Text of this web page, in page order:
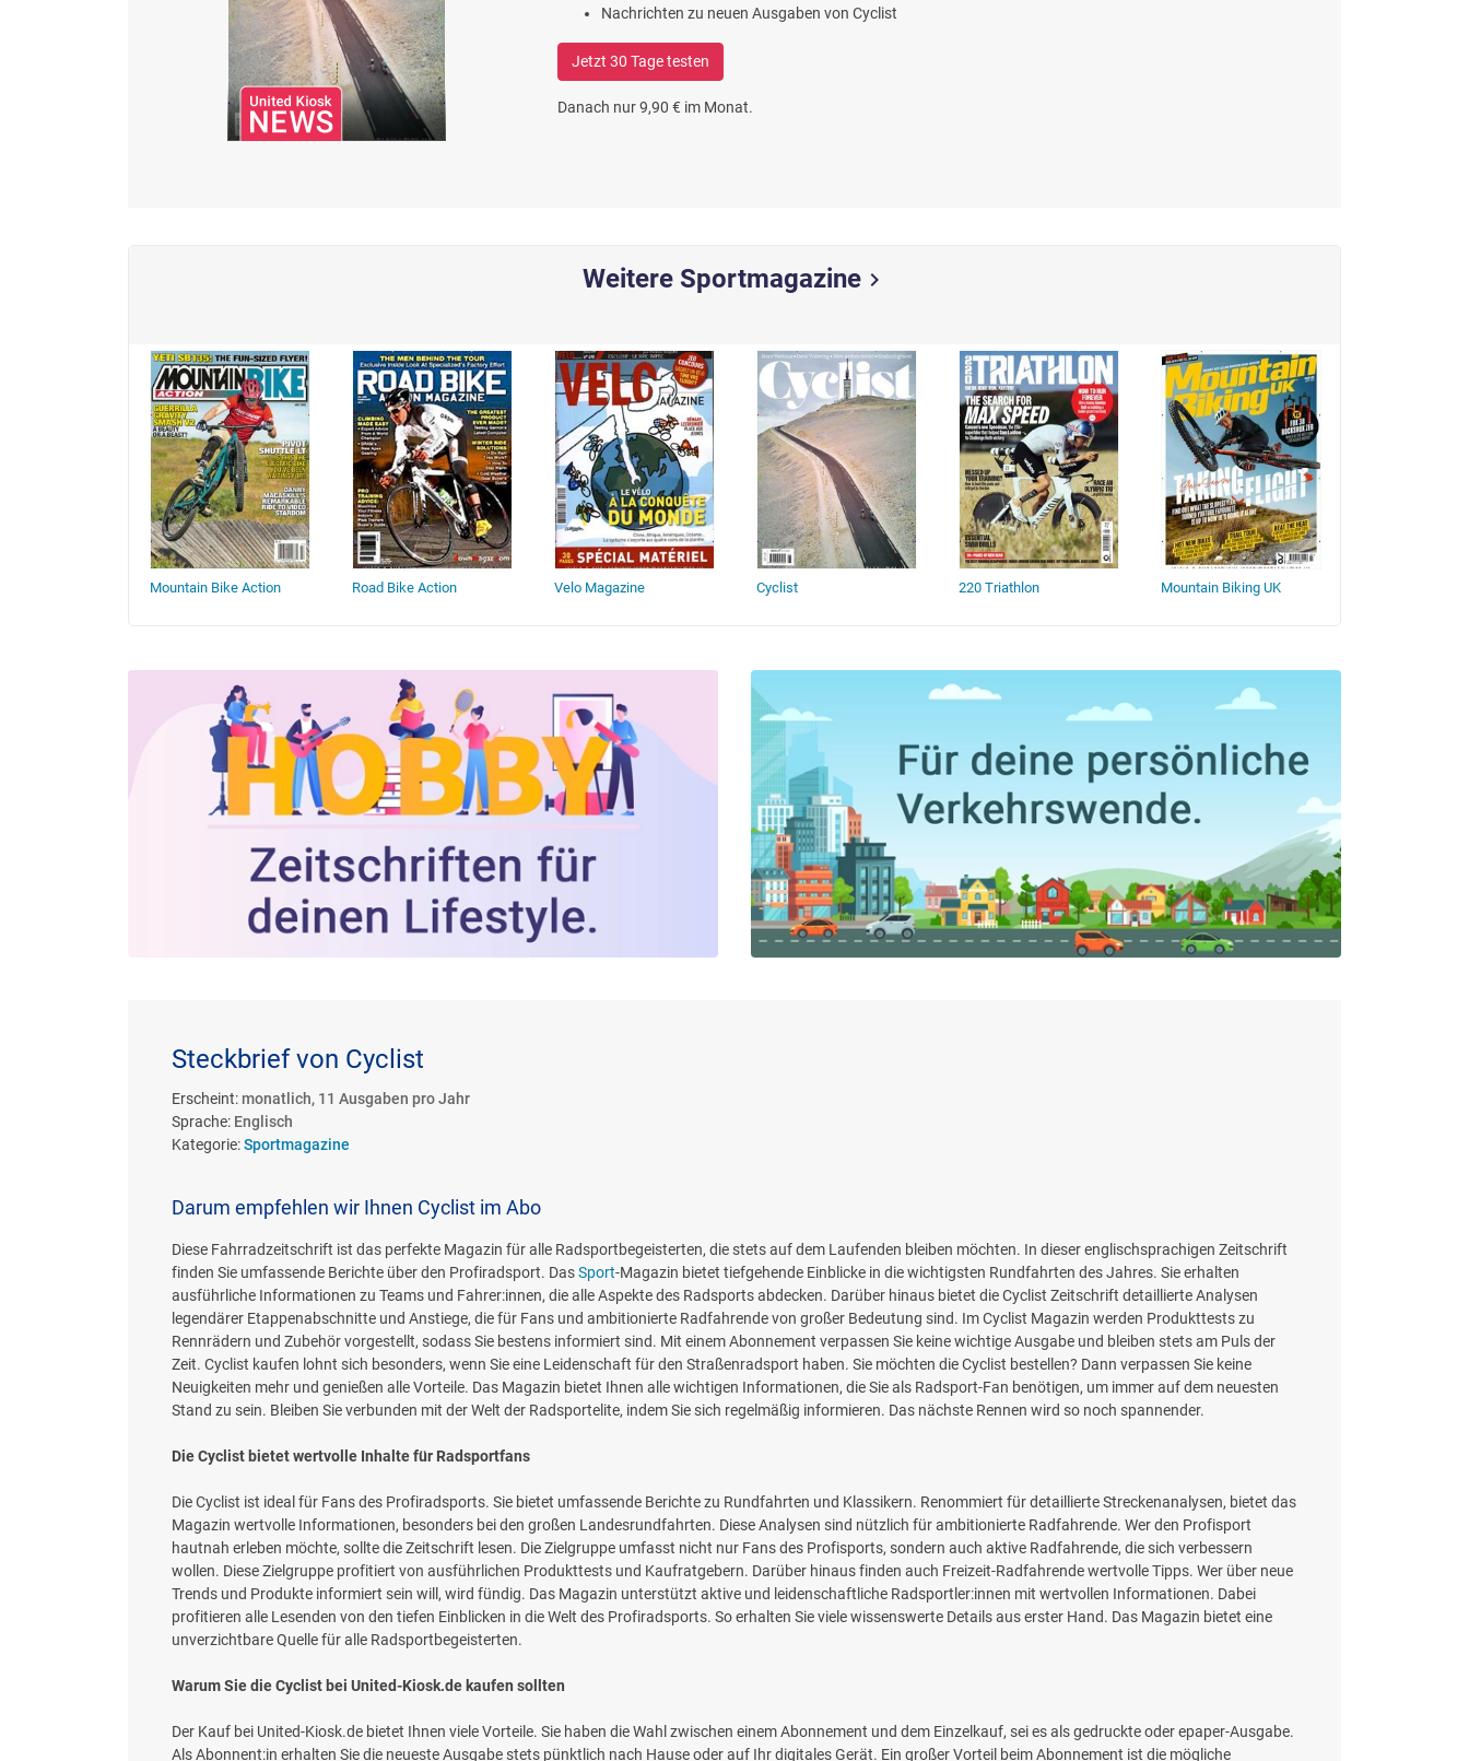
Nachrichten zu neuen Ausgaben von Cyclist
Jetzt 30 Tage testen
Danach nur 9,90 € im Monat.
Weitere Sportmagazinechevron_right
Mountain Bike Action Road Bike Action Velo Magazine Cyclist 220 Triathlon Mountain Biking UK
Steckbrief von Cyclist
Erscheint: monatlich, 11 Ausgaben pro Jahr
Sprache: Englisch
Kategorie:Sportmagazine
Darum empfehlen wir Ihnen Cyclist im Abo
Diese Fahrradzeitschrift ist das perfekte Magazin für alle Radsportbegeisterten, die stets auf dem Laufenden bleiben möchten. In dieser englischsprachigen Zeitschrift
finden Sie umfassende Berichte über den Profiradsport. DasSport-Magazin bietet tiefgehende Einblicke in die wichtigsten Rundfahrten des Jahres. Sie erhalten
ausführliche Informationen zu Teams und Fahrer:innen, die alle Aspekte des Radsports abdecken. Darüber hinaus bietet die Cyclist Zeitschrift detaillierte Analysen
legendärer Etappenabschnitte und Anstiege, die für Fans und ambitionierte Radfahrende von großer Bedeutung sind. Im Cyclist Magazin werden Produkttests zu
Rennrädern und Zubehör vorgestellt, sodass Sie bestens informiert sind. Mit einem Abonnement verpassen Sie keine wichtige Ausgabe und bleiben stets am Puls der
Zeit. Cyclist kaufen lohnt sich besonders, wenn Sie eine Leidenschaft für den Straßenradsport haben. Sie möchten die Cyclist bestellen? Dann verpassen Sie keine
Neuigkeiten mehr und genießen alle Vorteile. Das Magazin bietet Ihnen alle wichtigen Informationen, die Sie als Radsport-Fan benötigen, um immer auf dem neuesten
Stand zu sein. Bleiben Sie verbunden mit der Welt der Radsportelite, indem Sie sich regelmäßig informieren. Das nächste Rennen wird so noch spannender.
Die Cyclist bietet wertvolle Inhalte für Radsportfans
Die Cyclist ist ideal für Fans des Profiradsports. Sie bietet umfassende Berichte zu Rundfahrten und Klassikern. Renommiert für detaillierte Streckenanalysen, bietet das
Magazin wertvolle Informationen, besonders bei den großen Landesrundfahrten. Diese Analysen sind nützlich für ambitionierte Radfahrende. Wer den Profisport
hautnah erleben möchte, sollte die Zeitschrift lesen. Die Zielgruppe umfasst nicht nur Fans des Profisports, sondern auch aktive Radfahrende, die sich verbessern
wollen. Diese Zielgruppe profitiert von ausführlichen Produkttests und Kaufratgebern. Darüber hinaus finden auch Freizeit-Radfahrende wertvolle Tipps. Wer über neue
Trends und Produkte informiert sein will, wird fündig. Das Magazin unterstützt aktive und leidenschaftliche Radsportler:innen mit wertvollen Informationen. Dabei
profitieren alle Lesenden von den tiefen Einblicken in die Welt des Profiradsports. So erhalten Sie viele wissenswerte Details aus erster Hand. Das Magazin bietet eine
unverzichtbare Quelle für alle Radsportbegeisterten.
Warum Sie die Cyclist bei United-Kiosk.de kaufen sollten
Der Kauf bei United-Kiosk.de bietet Ihnen viele Vorteile. Sie haben die Wahl zwischen einem Abonnement und dem Einzelkauf, sei es als gedruckte oder epaper-Ausgabe.
Als Abonnent:in erhalten Sie die neueste Ausgabe stets pünktlich nach Hause oder auf Ihr digitales Gerät. Ein großer Vorteil beim Abonnement ist die mögliche